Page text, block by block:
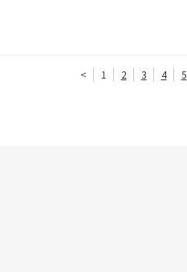
< 1 2 3 4 5